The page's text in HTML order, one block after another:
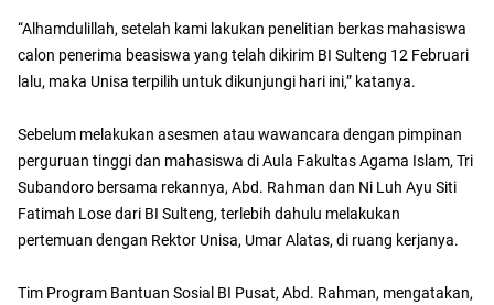
“Alhamdulillah, setelah kami lakukan penelitian berkas mahasiswa
calon penerima beasiswa yang telah dikirim BI Sulteng 12 Februari
lalu, maka Unisa terpilih untuk dikunjungi hari ini,” katanya.
Sebelum melakukan asesmen atau wawancara dengan pimpinan
perguruan tinggi dan mahasiswa di Aula Fakultas Agama Islam, Tri
Subandoro bersama rekannya, Abd. Rahman dan Ni Luh Ayu Siti
Fatimah Lose dari BI Sulteng, terlebih dahulu melakukan
pertemuan dengan Rektor Unisa, Umar Alatas, di ruang kerjanya.
Tim Program Bantuan Sosial BI Pusat, Abd. Rahman, mengatakan,